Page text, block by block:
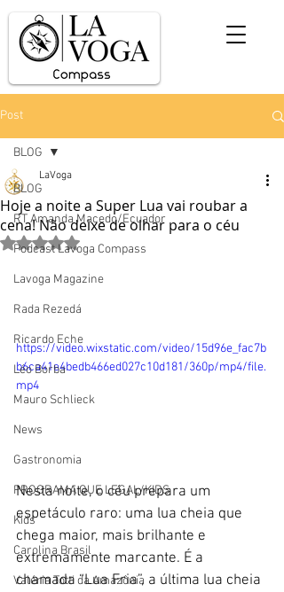
Post
BLOG
RT Amanda Macedo/Ecuador
Podcast Lavoga Compass
Lavoga Magazine
Rada Rezedá
Ricardo Eche
Léo Borba
Mauro Schlieck
News
Gastronomia
PROGRAMA QUE LEGAL/KIDS
Kids
Carolina Brasil
Valéria Totti da Amazônia
BLOG
Hoje a noite a Super Lua vai roubar a
cena! Não deixe de olhar para o céu
LaVoga
Avaliado com NaN de 5 estrelas.
https://video.wixstatic.com/video/15d96e_fac7b
b6ca41e4bedb466ed027c10d181/360p/mp4/file.
mp4
Nesta noite, o céu prepara um
espetáculo raro: uma lua cheia que
chega maior, mais brilhante e
extremamente marcante. É a
chamada “Lua Fria”, a última lua cheia